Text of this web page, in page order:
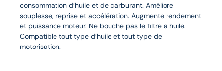
consommation d’huile et de carburant. Améliore
souplesse, reprise et accélération. Augmente rendement
et puissance moteur. Ne bouche pas le filtre à huile.
Compatible tout type d’huile et tout type de
motorisation.